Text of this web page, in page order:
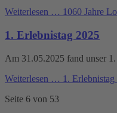
Weiterlesen … 1060 Jahre
1. Erlebnistag 2025
Am 31.05.2025 fand unser 1.
Weiterlesen … 1.
Seite 6 von 53